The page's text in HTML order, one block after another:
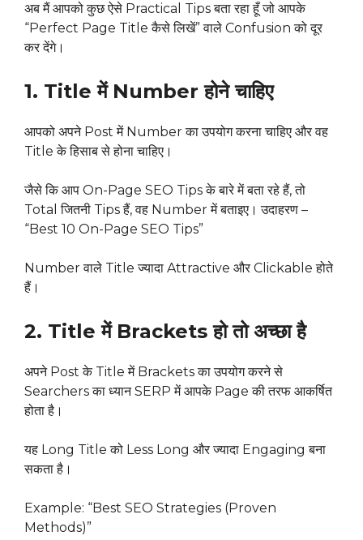
अब मैं आपको कुछ ऐसे Practical Tips बता रहा हूँ जो आपके
“Perfect Page Title कैसे लिखें” वाले Confusion को दूर
कर देंगे।
1. Title में Number होने चाहिए
आपको अपने Post में Number का उपयोग करना चाहिए और वह
Title के हिसाब से होना चाहिए।
जैसे कि आप On-Page SEO Tips के बारे में बता रहे हैं, तो
Total जितनी Tips हैं, वह Number में बताइए। उदाहरण –
“Best 10 On-Page SEO Tips”
Number वाले Title ज्यादा Attractive और Clickable होते
हैं।
2. Title में Brackets हो तो अच्छा है
अपने Post के Title में Brackets का उपयोग करने से
Searchers का ध्यान SERP में आपके Page की तरफ आकर्षित
होता है।
यह Long Title को Less Long और ज्यादा Engaging बना
सकता है।
Example: “Best SEO Strategies (Proven
Methods)”